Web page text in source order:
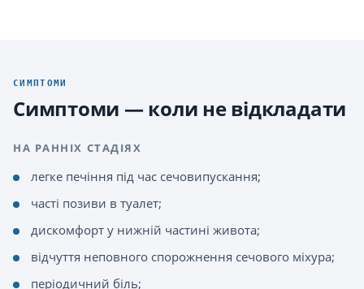
СИМПТОМИ
Симптоми — коли не відкладати
НА РАННІХ СТАДІЯХ
легке печіння під час сечовипускання;
часті позиви в туалет;
дискомфорт у нижній частині живота;
відчуття неповного спорожнення сечового міхура;
періодичний біль;